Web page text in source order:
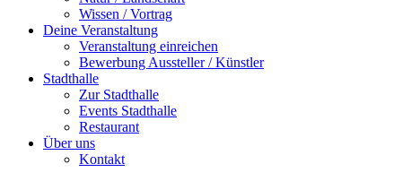
Wissen / Vortrag
Deine Veranstaltung
Veranstaltung einreichen
Bewerbung Aussteller / Künstler
Stadthalle
Zur Stadthalle
Events Stadthalle
Restaurant
Über uns
Kontakt